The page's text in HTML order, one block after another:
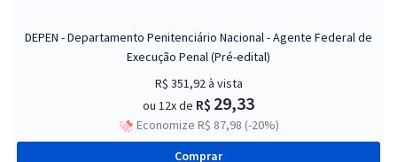
DEPEN - Departamento Penitenciário Nacional - Agente Federal de
Execução Penal (Pré-edital)
R$ 351,92à vista
ou 12x de R$ 29,33
Economize R$ 87,98 (-20%)
Comprar